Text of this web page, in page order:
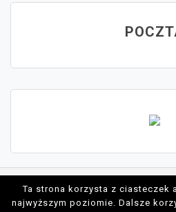
Proudly powered
Theme: moina by
Ta strona korzysta z ciasteczek
najwyższym poziomie. Dalsze